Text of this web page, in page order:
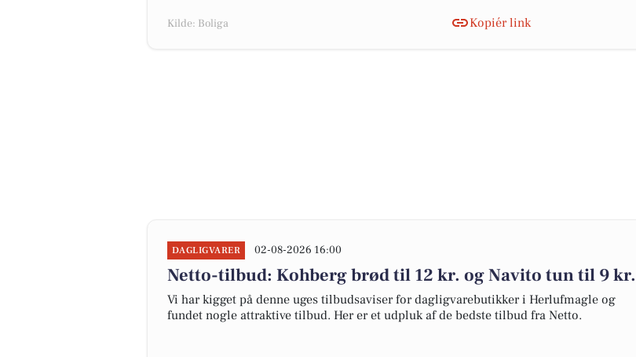
Kilde: Boliga Kopiér link
DAGLIGVARER 02-08-2026 16:00
Netto-tilbud: Kohberg brød til 12 kr. og Navito tun til 9 kr.
Vi har kigget på denne uges tilbudsaviser for dagligvarebutikker i Herlufmagle og
fundet nogle attraktive tilbud. Her er et udpluk af de bedste tilbud fra Netto.